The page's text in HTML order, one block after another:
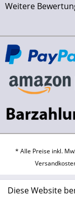
Weitere
* Alle Preise inkl.
Diese Website